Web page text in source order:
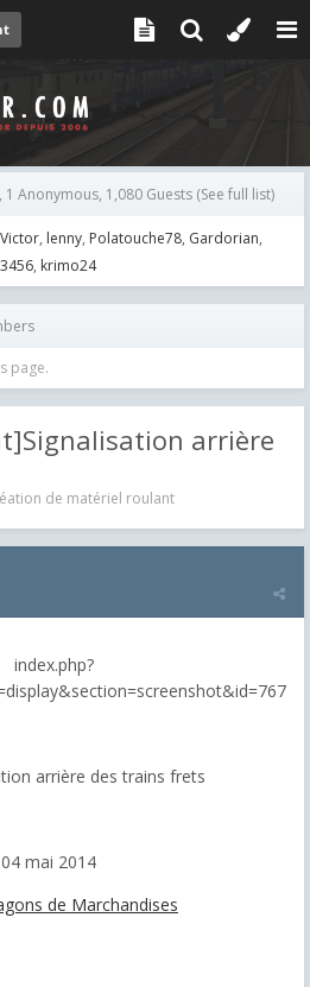
1 Anonymous, 1,080 Guests (See full list)
Victor lenny Polatouche78 Gardorian
krimo24
page.
arrière
de matériel roulant
arrière des trains frets
mai 2014
de Marchandises